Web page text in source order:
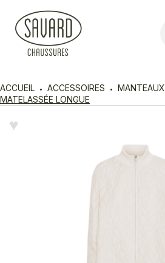
ACCUEIL ACCESSOIRES MANTEAUX
MATELASSÉE LONGUE
♥︎